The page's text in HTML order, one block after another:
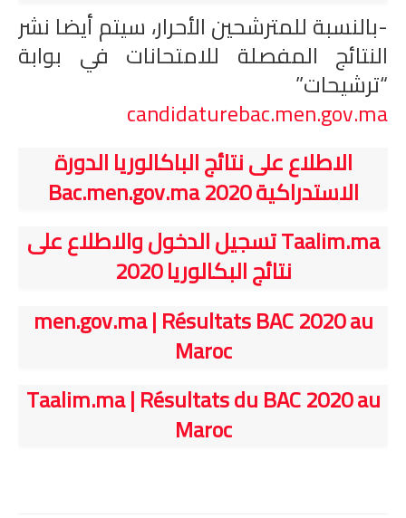
-بالنسبة للمترشحين الأحرار، سيتم أيضا نشر
النتائج المفصلة للامتحانات في بوابة
“ترشيحات”
candidaturebac.men.gov.ma
الاطلاع على نتائج الباكالوريا الدورة
الاستدراكية 2020 Bac.men.gov.ma
Taalim.ma تسجيل الدخول والاطلاع على
نتائج البكالوريا 2020
men.gov.ma | Résultats BAC 2020 au
Maroc
Taalim.ma | Résultats du BAC 2020 au
Maroc